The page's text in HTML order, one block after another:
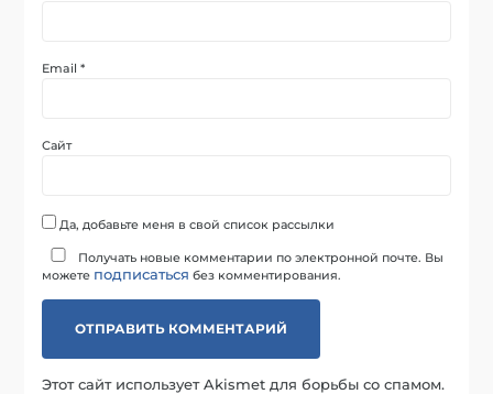
Email*
Сайт
Да, добавьте меня в свой список рассылки
Получать новые комментарии по электронной почте. Вы
можете подписаться без комментирования.
Этот сайт использует Akismet для борьбы со спамом.